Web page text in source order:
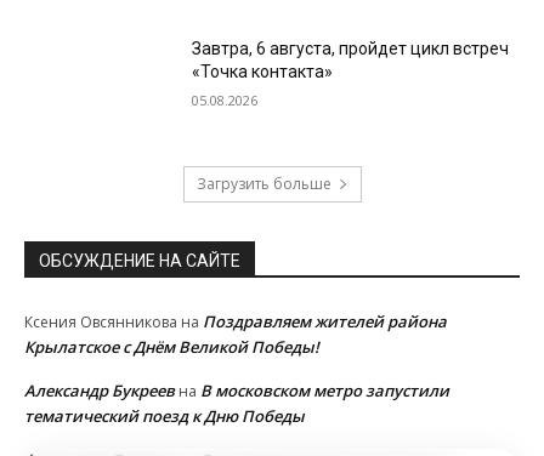
Завтра, 6 августа, пройдет цикл встреч
«Точка контакта»
05.08.2026
Загрузить больше
ОБСУЖДЕНИЕ НА САЙТЕ
Ксения Овсянникова на Поздравляем жителей района
Крылатское с Днём Великой Победы!
Александр Букреевна В московском метро запустили
тематический поезд к Дню Победы